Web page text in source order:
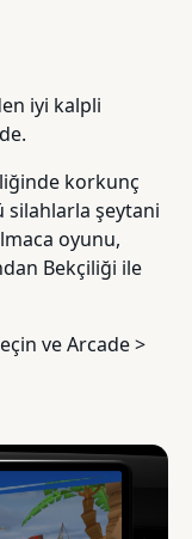
iyi kalpli
korkunç
şeytani
oyunu,
Bekçiliği ile
ve Arcade >